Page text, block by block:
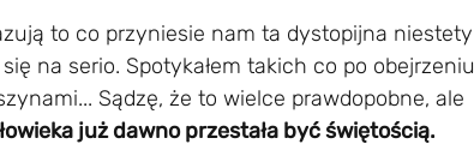
to co przyniesie nam ta dystopijna niestety
na serio. Spotykałem takich co po obejrzeniu
Sądzę, że to wielce prawdopobne, ale
już dawno przestała być świętością.